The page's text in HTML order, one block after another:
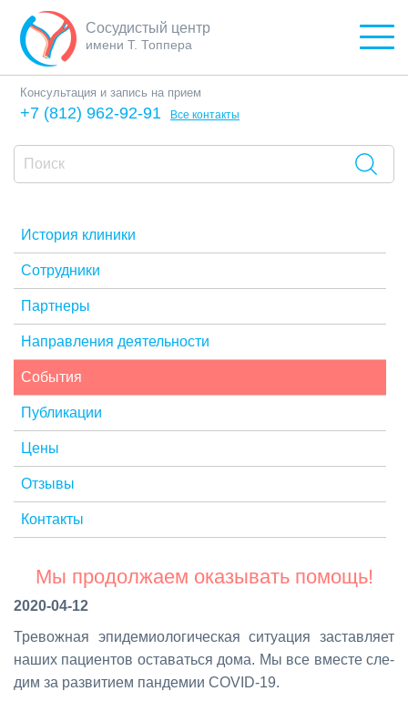
Сосудистый центр
имени Т. Топпера
Консультация и запись на прием
+7 (812) 962-92-91 Все контакты
История клиники
Сотрудники
Партнеры
Направления деятельности
События
Публикации
Цены
Отзывы
Контакты
Мы продолжаем оказывать помощь!
2020-04-12
Тре­вож­ная эпи­де­мио­ло­ги­че­ская си­ту­а­ция за­став­ля­ет
на­ших па­ци­ен­тов оста­вать­ся до­ма. Мы все вме­сте сле­
дим за раз­ви­ти­ем пан­де­мии COVID-19.